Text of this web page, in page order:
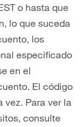
o hasta que
lo que suceda
los
especificado
en el
El código
vez. Para ver la
consulte